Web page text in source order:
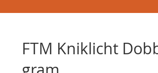
FTM Kniklicht